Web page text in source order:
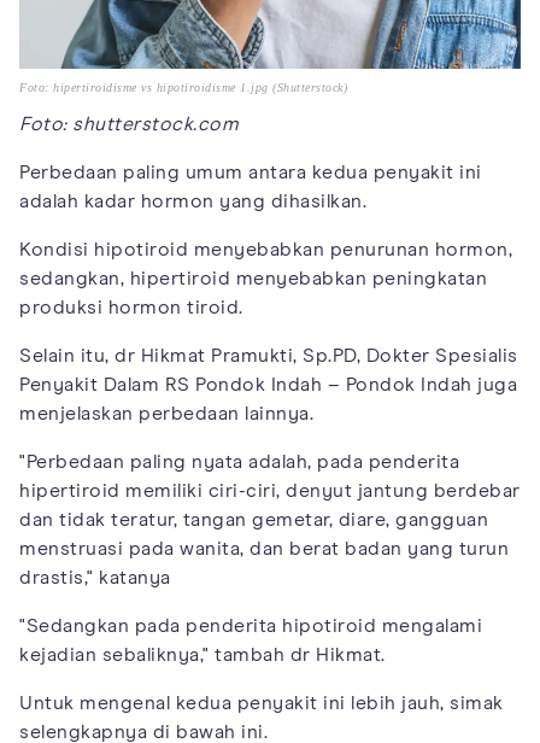
Foto: hipertiroidisme vs hipotiroidisme 1.jpg (Shutterstock)
Foto: shutterstock.com
Perbedaan paling umum antara kedua penyakit ini
adalah kadar hormon yang dihasilkan.
Kondisi hipotiroid menyebabkan penurunan hormon,
sedangkan, hipertiroid menyebabkan peningkatan
produksi hormon tiroid.
Selain itu, dr Hikmat Pramukti, Sp.PD, Dokter Spesialis
Penyakit Dalam RS Pondok Indah – Pondok Indah juga
menjelaskan perbedaan lainnya.
"Perbedaan paling nyata adalah, pada penderita
hipertiroid memiliki ciri-ciri, denyut jantung berdebar
dan tidak teratur, tangan gemetar, diare, gangguan
menstruasi pada wanita, dan berat badan yang turun
drastis," katanya
"Sedangkan pada penderita hipotiroid mengalami
kejadian sebaliknya," tambah dr Hikmat.
Untuk mengenal kedua penyakit ini lebih jauh, simak
selengkapnya di bawah ini.